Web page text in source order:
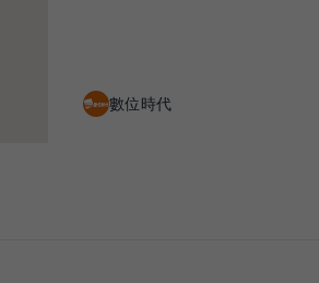
數位時代